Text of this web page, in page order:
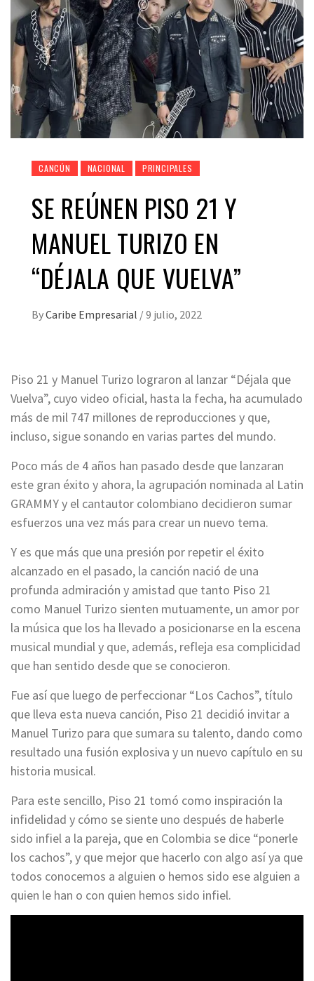
CANCÚN NACIONAL PRINCIPALES
SE REÚNEN PISO 21 Y
MANUEL TURIZO EN
“DÉJALA QUE VUELVA”
ByCaribe Empresarial /9 julio, 2022
Piso 21 y Manuel Turizo lograron al lanzar “Déjala que
Vuelva”, cuyo video oficial, hasta la fecha, ha acumulado
más de mil 747 millones de reproducciones y que,
incluso, sigue sonando en varias partes del mundo.
Poco más de 4 años han pasado desde que lanzaran
este gran éxito y ahora, la agrupación nominada al Latin
GRAMMY y el cantautor colombiano decidieron sumar
esfuerzos una vez más para crear un nuevo tema.
Y es que más que una presión por repetir el éxito
alcanzado en el pasado, la canción nació de una
profunda admiración y amistad que tanto Piso 21
como Manuel Turizo sienten mutuamente, un amor por
la música que los ha llevado a posicionarse en la escena
musical mundial y que, además, refleja esa complicidad
que han sentido desde que se conocieron.
Fue así que luego de perfeccionar “Los Cachos”, título
que lleva esta nueva canción, Piso 21 decidió invitar a
Manuel Turizo para que sumara su talento, dando como
resultado una fusión explosiva y un nuevo capítulo en su
historia musical.
Para este sencillo, Piso 21 tomó como inspiración la
infidelidad y cómo se siente uno después de haberle
sido infiel a la pareja, que en Colombia se dice “ponerle
los cachos”, y que mejor que hacerlo con algo así ya que
todos conocemos a alguien o hemos sido ese alguien a
quien le han o con quien hemos sido infiel.